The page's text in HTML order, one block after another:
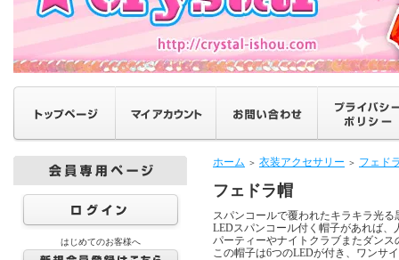
はじめてのお客様へ
ホーム ＞ 衣装アクセサリー ＞ フェド
フェドラ帽
スパンコールで覆われたキラキラ光
LEDスパンコール付く帽子があれば
パーティーやナイトクラブまたダン
この帽子は6つのLEDが付き、ワンサ